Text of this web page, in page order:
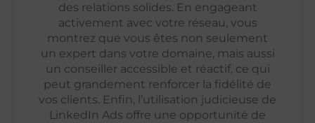
des relations solides. En engageant
activement avec votre réseau, vous
montrez que vous êtes non seulement
un expert dans votre domaine, mais aussi
un conseiller accessible et réactif, ce qui
peut grandement renforcer la fidélité de
vos clients. Enfin, l’utilisation judicieuse de
LinkedIn Ads offre une opportunité de